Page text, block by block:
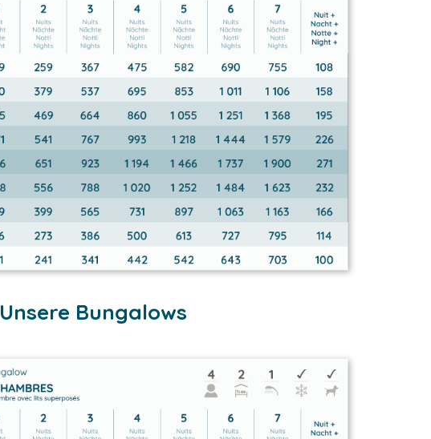
Unsere Bungalows